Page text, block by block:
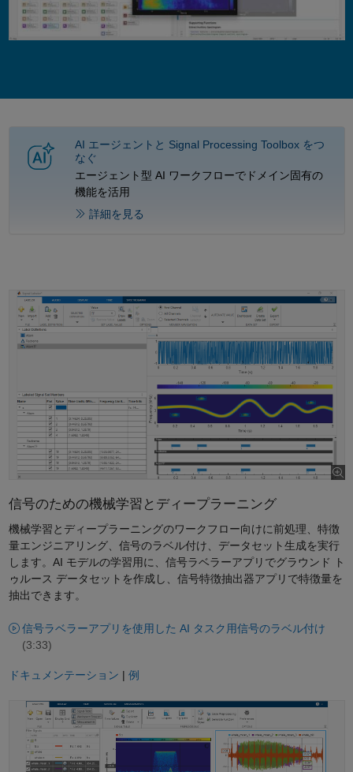
AI エージェントと Signal Processing Toolbox をつ
なぐ
エージェント型 AI ワークフローでドメイン固有の
機能を活用
詳細を見る
信号のための機械学習とディープラーニング
機械学習とディープラーニングのワークフロー向けに前処理、特徴
量エンジニアリング、信号のラベル付け、データセット生成を実行
します。AI モデルの学習用に、信号ラベラーアプリでグラウンド ト
ゥルース データセットを作成し、信号特徴抽出器アプリで特徴量を
抽出できます。
信号ラベラーアプリを使用した AI タスク用信号のラベル付け
(3:33)
ドキュメンテーション | 例